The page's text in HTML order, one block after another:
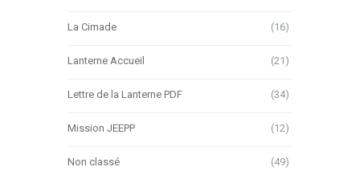
La Cimade (16)
Lanterne Accueil (21)
Lettre de la Lanterne PDF (34)
Mission JEEPP (12)
Non classé (49)